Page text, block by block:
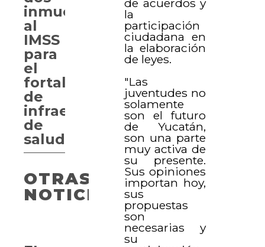
la
participación
ciudadana en
la elaboración
de leyes.
"Las
juventudes no
solamente
son el futuro
de Yucatán,
son una parte
muy activa de
su presente.
Sus opiniones
importan hoy,
sus
propuestas
son
necesarias y
su
inmuebles
al
IMSS
para
el
fortalecimiento
de
infraestructura
de
salud
OTRAS
NOTICIAS